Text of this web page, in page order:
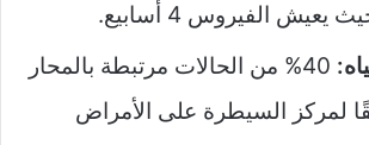
الفيروس 4 أسابيع.
40% من الحالات مرتبطة بالمحار
لمركز السيطرة على الأمراض